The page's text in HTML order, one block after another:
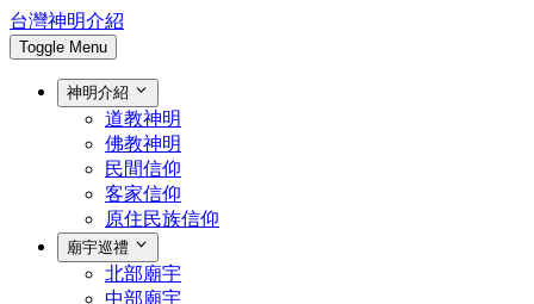
台灣神明介紹
Toggle Menu
神明介紹
道教神明
佛教神明
民間信仰
客家信仰
原住民族信仰
廟宇巡禮
北部廟宇
中部廟宇